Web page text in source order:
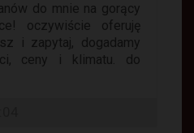
do mnie na gorący
oczywiście oferuję
i zapytaj, dogadamy
ceny i klimatu. do